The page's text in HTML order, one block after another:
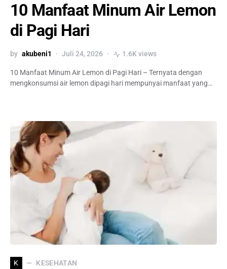
10 Manfaat Minum Air Lemon
di Pagi Hari
by akubeni1 Juli 24, 2026 1.6K views
10 Manfaat Minum Air Lemon di Pagi Hari – Ternyata dengan
mengkonsumsi air lemon dipagi hari mempunyai manfaat yang…
K KESEHATAN